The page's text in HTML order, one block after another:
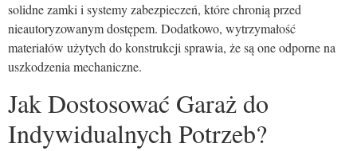
solidne zamki i systemy zabezpieczeń, które chronią przed
nieautoryzowanym dostępem. Dodatkowo, wytrzymałość
materiałów użytych do konstrukcji sprawia, że są one odporne na
uszkodzenia mechaniczne.
Jak Dostosować Garaż do
Indywidualnych Potrzeb?